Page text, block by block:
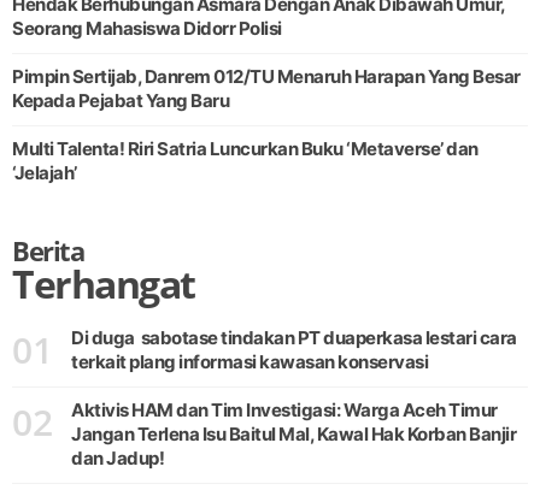
Seorang Mahasiswa Didorr Polisi
Pimpin Sertijab, Danrem 012/TU Menaruh Harapan Yang Besar
Kepada Pejabat Yang Baru
Multi Talenta! Riri Satria Luncurkan Buku ‘Metaverse’ dan
‘Jelajah’
Berita
Terhangat
01
Di duga sabotase tindakan PT duaperkasa lestari cara
terkait plang informasi kawasan konservasi
02
Aktivis HAM dan Tim Investigasi: Warga Aceh Timur
Jangan Terlena Isu Baitul Mal, Kawal Hak Korban Banjir
dan Jadup!